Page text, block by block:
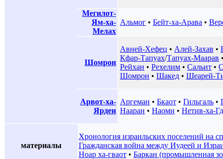
Мегилот-
Ям-ха-
Мелах
Альмог • Бейт-ха-Арава •
Шомрон
Авней-Хефец • Алей-Захав •
Кфар-Тапуах/Тапуах-Маарав
Рейхан • Рехелим • Сальит •
Шомрон • Шакед • Шеарей-
Арвот-ха-
Ярден
Аргеман • Бкаот • Гильгаль •
Нааран • Наоми • Нетив-ха-
материалы
Хронология израильских поселений на
Гражданская война между Иудеей и
Ноар ха-гваот • Баркан (промышленная